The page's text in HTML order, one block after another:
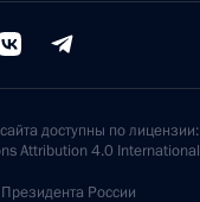
доступны по лицензии:
Attribution 4.0 International
Президента России